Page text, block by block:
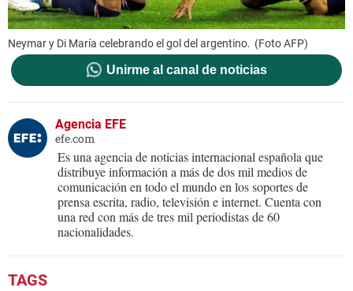
Neymar y Di María celebrando el gol del argentino. (Foto AFP)
Unirme al canal de noticias
Agencia EFE
efe.com
Es una agencia de noticias internacional española que
distribuye información a más de dos mil medios de
comunicación en todo el mundo en los soportes de
prensa escrita, radio, televisión e internet. Cuenta con
una red con más de tres mil periodistas de 60
nacionalidades.